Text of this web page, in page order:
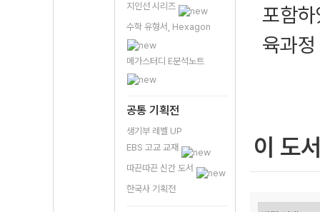
지인선 시리즈
수학 유형서, Hexagon
메가스터디 E분석노트
공통 기획전
생기부 레벨 UP
EBS 고교 교재
따끈따끈 신간 도서
한국사 기획전
포함
육과
이 도